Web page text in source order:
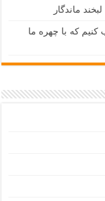
ماندگار
که با چهره ما